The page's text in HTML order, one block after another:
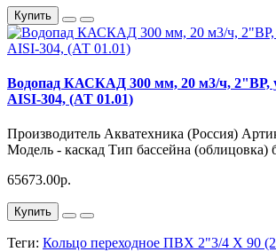
Купить
Водопад КАСКАД 300 мм, 20 м3/ч, 2"ВР,
AISI-304, (АТ 01.01)
Производитель Акватехника (Россия)
Модель - каскад Тип бассейна (облицовка)
65673.00р.
Купить
Теги: Кольцо переходное ПВХ 2"3/4 Х 90